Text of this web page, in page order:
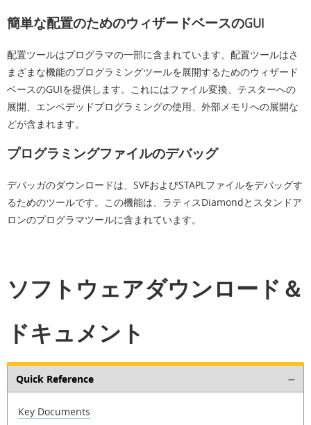
簡単な配置のためのウィザードベースのGUI
配置ツールはプログラマの一部に含まれています。配置ツールはさ
まざまな機能のプログラミングツールを展開するためのウィザード
ベースのGUIを提供します。これにはファイル変換、テスターへの
展開、エンベデッドプログラミングの使用、外部メモリへの展開な
どが含まれます。
プログラミングファイルのデバッグ
デバッガのダウンロードは、SVFおよびSTAPLファイルをデバッグす
るためのツールです。この機能は、ラティスDiamondとスタンドア
ロンのプログラマツールに含まれています。
ソフトウェアダウンロード＆
ドキュメント
Quick Reference
Key Documents